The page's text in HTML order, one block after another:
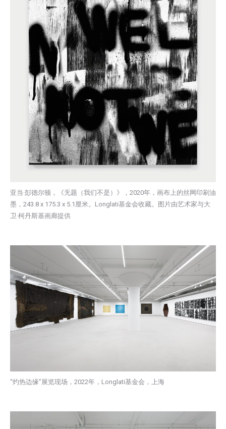
亚当·彭德尔顿，《无题（我们不是）》，2020年，画布上的丝网印刷油
墨，243.8 x 175.3 x 5.1厘米。Longlati基金会收藏。图片由艺术家与大
卫·柯丹斯基画廊提供
“灼热边缘”展览现场，2022年，Longlati基金会，上海